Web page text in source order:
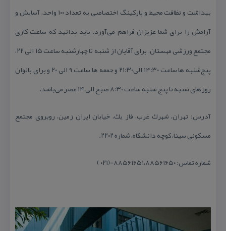
بهداشت و نظافت محیط و پاركینگ اختصاصی به تعداد ۱۰۰ واحد، آسایش و
آرامش را برای شما عزیزان فراهم می‌آورد. باید بدانید كه ساعت كاری
مجتمع ورزشی مهستان، برای آقایان از شنبه تا چهارشنبه ساعت ۱۵ الی ۲۲،
پنج‌شنبه ها ساعت ۱۴:۳۰ الی۲۱:۳۰ و جمعه ها ساعت ۹ الی ۲۰ و برای بانوان
روزهای شنبه تا پنج شنبه ساعت ۸:۳۰ صبح الی ۱۴ عصر می‌باشد.
آدرس: تهران، شهرك غرب، فاز یك، خیابان ایران زمین، روبروی مجتمع
مسكونی سینا، كوچه دانشگاه، شماره ۲۲۰۲.
شماره تماس: ۸۸۵۶۱۶۵۱،۸۸۵۶۱۶۵۰-(۰۲۱ )